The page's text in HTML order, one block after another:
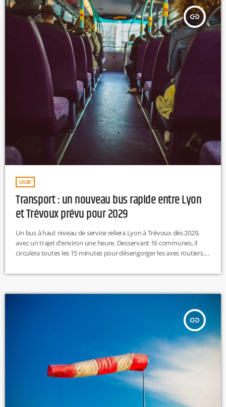
insert_link
Locale
Transport : un nouveau bus rapide entre Lyon
et Trévoux prévu pour 2029
Un bus à haut niveau de service reliera Lyon à Trévoux dès 2029,
avec un trajet d’environ une heure. Desservant 16 communes, il
circulera toutes les 15 minutes pour désengorger les axes routiers.
2025. EP
insert_link